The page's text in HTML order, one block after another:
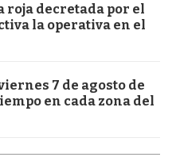
roja decretada por el
la operativa en el
7 de agosto de
en cada zona del